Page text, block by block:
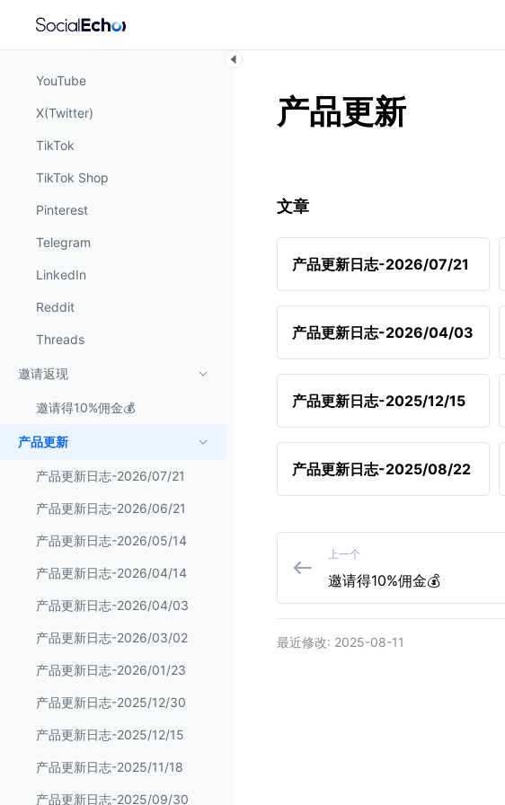
产品更新
文章
产品更新日志-2026/07/21
产品更新日志-2026/04/03
产品更新日志-2025/12/15
产品更新日志-2025/08/22
上一个
邀请得10%佣金💰
最近修改: 2025-08-11
Facebook
Instagram
YouTube
X(Twitter)
TikTok
TikTok Shop
Pinterest
Telegram
LinkedIn
Reddit
Threads
邀请返现
邀请得10%佣金💰
产品更新
产品更新日志-2026/07/21
产品更新日志-2026/06/21
产品更新日志-2026/05/14
产品更新日志-2026/04/14
产品更新日志-2026/04/03
产品更新日志-2026/03/02
产品更新日志-2026/01/23
产品更新日志-2025/12/30
产品更新日志-2025/12/15
产品更新日志-2025/11/18
产品更新日志-2025/09/30